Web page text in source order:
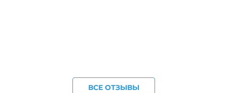
ВСЕ ОТЗЫВЫ